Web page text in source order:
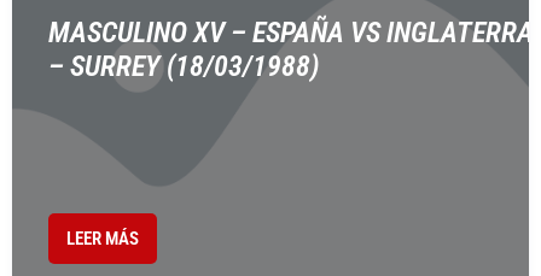
MASCULINO XV – ESPAÑA VS INGLATERRA
– SURREY (18/03/1988)
LEER MÁS